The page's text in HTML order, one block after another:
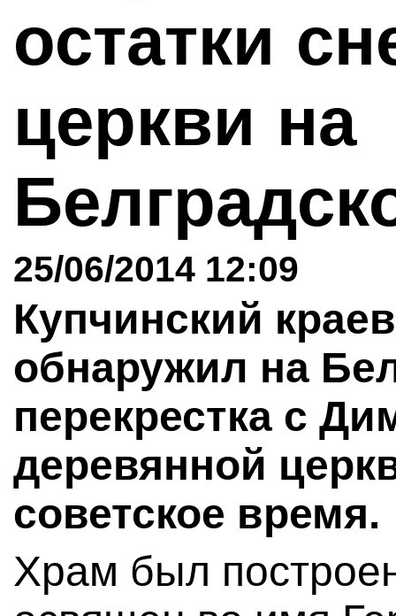
остатки
церкви на
25/06/2014 12:09
Купчинский
обнаружил на
перекрестка с
деревянной
советское время.
Храм был